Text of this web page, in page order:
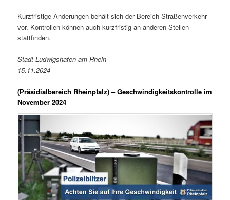
Kurzfristige Änderungen behält sich der Bereich Straßenverkehr
vor. Kontrollen können auch kurzfristig an anderen Stellen
stattfinden.
Stadt Ludwigshafen am Rhein
15.11.2024
(Präsidialbereich Rheinpfalz)– Geschwindigkeitskontrolle im
November 2024